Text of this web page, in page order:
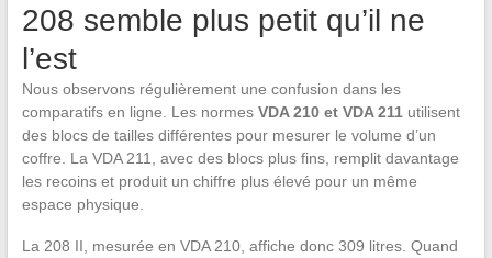
208 semble plus petit qu’il ne
l’est
Nous observons régulièrement une confusion dans les
comparatifs en ligne. Les normes VDA 210 et VDA 211 utilisent
des blocs de tailles différentes pour mesurer le volume d’un
coffre. La VDA 211, avec des blocs plus fins, remplit davantage
les recoins et produit un chiffre plus élevé pour un même
espace physique.
La 208 II, mesurée en VDA 210, affiche donc 309 litres. Quand